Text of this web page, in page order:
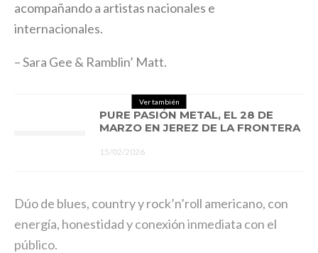
acompañando a artistas nacionales e
internacionales.
– Sara Gee & Ramblin’ Matt.
Ver también
PURE PASIÓN METAL, EL 28 DE
MARZO EN JEREZ DE LA FRONTERA
15/02/2026
Dúo de blues, country y rock’n’roll americano, con
energía, honestidad y conexión inmediata con el
público.